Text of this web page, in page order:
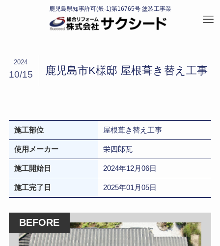
鹿児島市K様邸 屋根葺き替え工事
2024
10/15
施工部位 屋根葺き替え工事
使用メーカー 栄四郎瓦
施工開始日 2024年12月06日
施工完了日 2025年01月05日
BEFORE